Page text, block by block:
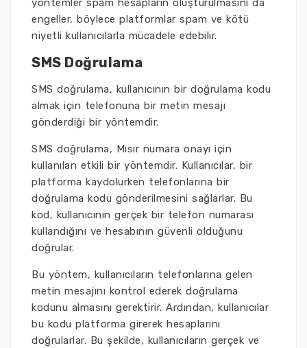
yöntemler spam hesapların oluşturulmasını da
engeller, böylece platformlar spam ve kötü
niyetli kullanıcılarla mücadele edebilir.
SMS Doğrulama
SMS doğrulama, kullanıcının bir doğrulama kodu
almak için telefonuna bir metin mesajı
gönderdiği bir yöntemdir.
SMS doğrulama, Mısır numara onayı için
kullanılan etkili bir yöntemdir. Kullanıcılar, bir
platforma kaydolurken telefonlarına bir
doğrulama kodu gönderilmesini sağlarlar. Bu
kod, kullanıcının gerçek bir telefon numarası
kullandığını ve hesabının güvenli olduğunu
doğrular.
Bu yöntem, kullanıcıların telefonlarına gelen
metin mesajını kontrol ederek doğrulama
kodunu almasını gerektirir. Ardından, kullanıcılar
bu kodu platforma girerek hesaplarını
doğrularlar. Bu şekilde, kullanıcıların gerçek ve